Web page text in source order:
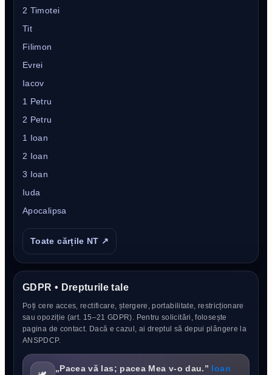
2 Timotei
Tit
Filimon
Evrei
Iacov
1 Petru
2 Petru
1 Ioan
2 Ioan
3 Ioan
Iuda
Apocalipsa
Toate cărțile NT ↗
GDPR • Drepturile tale
Poți cere acces, rectificare, ștergere, portabilitate, restricționare
sau opoziție (art. 15–21 GDPR). Pentru solicitări, folosește
pagina de contact. Dacă e cazul, ai dreptul să depui plângere la
ANSPDCP.
„Pacea vă las; pacea Mea v-o dau.” Ioan